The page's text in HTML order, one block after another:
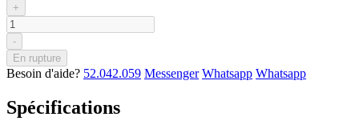
+
-
En rupture
Besoin d'aide? 52.042.059 Messenger Whatsapp Whatsapp
Spécifications